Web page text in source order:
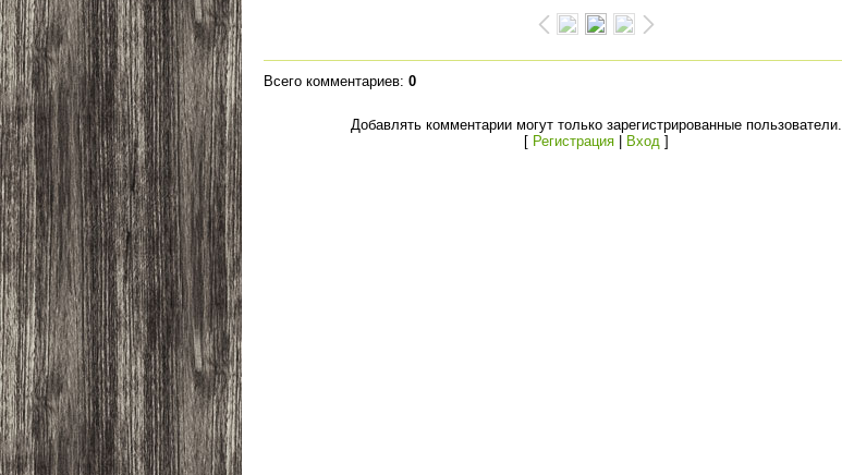
Всего комментариев: 0
Добавлять комментарии могут только зарегистрированные пользователи.
[ Регистрация| Вход]